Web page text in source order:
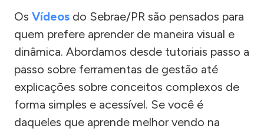
Os Vídeos do Sebrae/PR são pensados para
quem prefere aprender de maneira visual e
dinâmica. Abordamos desde tutoriais passo a
passo sobre ferramentas de gestão até
explicações sobre conceitos complexos de
forma simples e acessível. Se você é
daqueles que aprende melhor vendo na